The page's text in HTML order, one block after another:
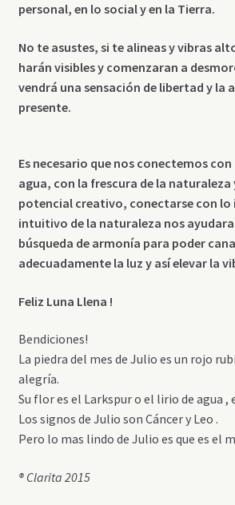
personal, en lo social y en la Tierra.
No te asustes, si te alineas y vibras
harán visibles y comenzaran a
vendrá una sensación de libertad y la
presente.
Es necesario que nos conectemos
agua, con la frescura de la
potencial creativo, conectarse con
intuitivo de la naturaleza nos
búsqueda de armonía para poder
adecuadamente la luz y así elevar la
Feliz Luna Llena !
Bendiciones!
La piedra del mes de Julio es un rojo
alegría.
Su flor es el Larkspur o el lirio de agua
Los signos de Julio son Cáncer y Leo .
Pero lo mas lindo de Julio es que es el
® Clarita 2015